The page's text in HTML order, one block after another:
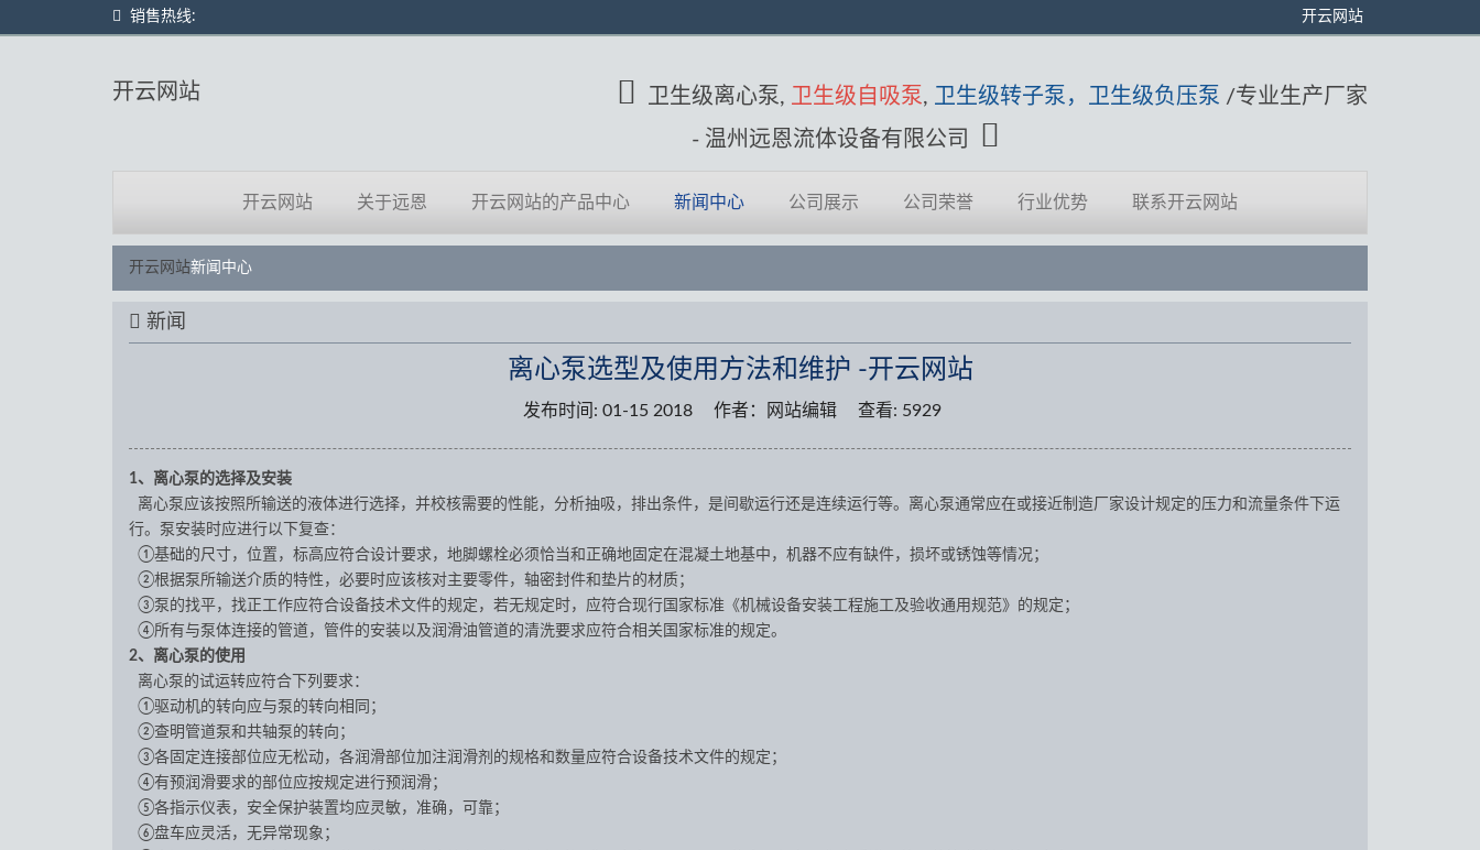
销售热线: 开云网站
开云网站 卫生级离心泵, 卫生级自吸泵, 卫生级转子泵，卫生级负压泵 /专业生产厂家
- 温州远恩流体设备有限公司
开云网站 关于远恩 开云网站的产品中心 新闻中心 公司展示 公司荣誉 行业优势 联系开云网站
开云网站新闻中心
新闻
离心泵选型及使用方法和维护 -开云网站
发布时间: 01-15 2018 作者：网站编辑 查看: 5929
1、离心泵的选择及安装
离心泵应该按照所输送的液体进行选择，并校核需要的性能，分析抽吸，排出条件，是间歇运行还是连续运行等。离心泵通常应在或接近制造厂家设计规定的压力和流量条件下运
行。泵安装时应进行以下复查：
①基础的尺寸，位置，标高应符合设计要求，地脚螺栓必须恰当和正确地固定在混凝土地基中，机器不应有缺件，损坏或锈蚀等情况；
②根据泵所输送介质的特性，必要时应该核对主要零件，轴密封件和垫片的材质；
③泵的找平，找正工作应符合设备技术文件的规定，若无规定时，应符合现行国家标准《机械设备安装工程施工及验收通用规范》的规定；
④所有与泵体连接的管道，管件的安装以及润滑油管道的清洗要求应符合相关国家标准的规定。
2、离心泵的使用
离心泵的试运转应符合下列要求：
①驱动机的转向应与泵的转向相同；
②查明管道泵和共轴泵的转向；
③各固定连接部位应无松动，各润滑部位加注润滑剂的规格和数量应符合设备技术文件的规定；
④有预润滑要求的部位应按规定进行预润滑；
⑤各指示仪表，安全保护装置均应灵敏，准确，可靠；
⑥盘车应灵活，无异常现象；